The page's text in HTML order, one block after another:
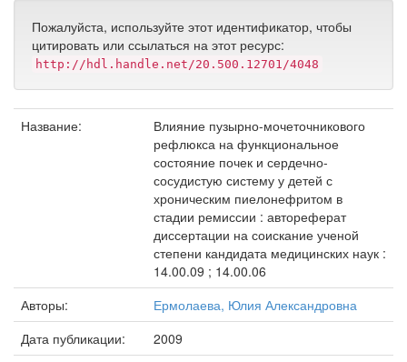
Пожалуйста, используйте этот идентификатор, чтобы
цитировать или ссылаться на этот ресурс:
http://hdl.handle.net/20.500.12701/4048
Название:
Влияние пузырно-мочеточникового
рефлюкса на функциональное
состояние почек и сердечно-
сосудистую систему у детей с
хроническим пиелонефритом в
стадии ремиссии : автореферат
диссертации на соискание ученой
степени кандидата медицинских наук :
14.00.09 ; 14.00.06
Авторы:
Ермолаева, Юлия Александровна
Дата публикации:
2009